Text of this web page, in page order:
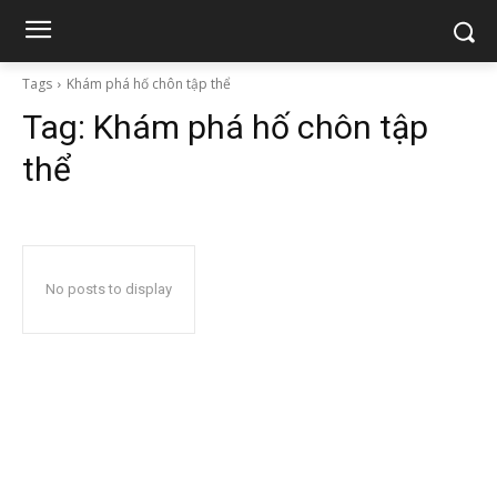
Tags Khám phá hố chôn tập thể
Tag: Khám phá hố chôn tập
thể
No posts to display